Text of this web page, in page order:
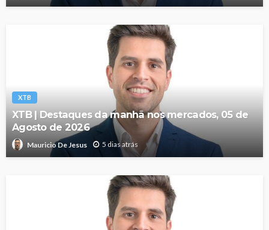
XTB
XTB | Destaques da manhã nos mercados, 05 de
Agosto de 2026
Mauricio De Jesus 5 dias atrás